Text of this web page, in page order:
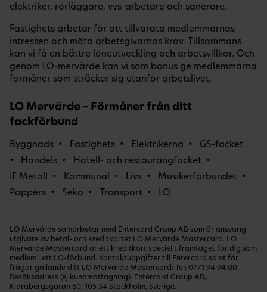
elektriker, rörläggare, vvs-arbetare och sanerare.
Fastighets arbetar för att tillvarata medlemmarnas
intressen och möta arbetsgivarnas krav. Tillsammans
kan vi få en bättre löneutveckling och arbetsvillkor. Och
genom LO-mervärde kan vi som bonus ge medlemmarna
förmåner som sträcker sig utanför arbetslivet.
LO Mervärde – Förmåner från ditt
fackförbund
Byggnads Fastighets Elektrikerna
GS-facket
Handels
Hotell- och restaurangfacket
IF Metall
Kommunal Livs
Musikerförbundet
Pappers
Seko Transport LO
LO Mervärde samarbetar med Entercard Group AB som är ansvarig
utgivare av betal- och kreditkortet LO Mervärde Mastercard. LO
Mervärde Mastercard är ett kreditkort speciellt framtaget för dig som
medlem i ett LO-förbund. Kontaktuppgifter till Entercard samt för
frågor gällande ditt LO Mervärde Mastercard: Tel: 0771 94 94 00.
Besöksadress (ej kundmottagning): Entercard Group AB,
Klarabergsgatan 60, 105 34 Stockholm, Sverige.